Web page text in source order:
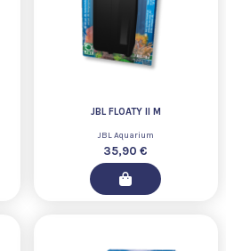
JBL FLOATY II M
JBL Aquarium
35,90 €